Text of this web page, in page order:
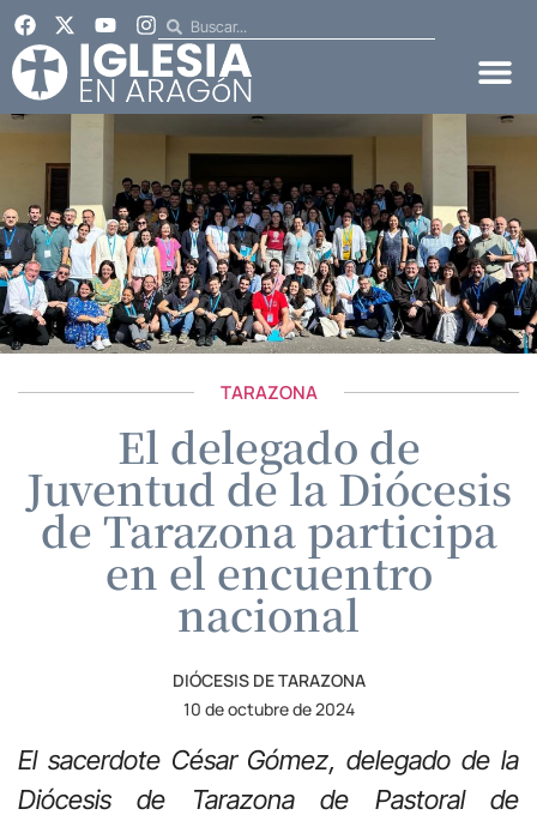
TARAZONA
El delegado de
Juventud de la Diócesis
de Tarazona participa
en el encuentro
nacional
DIÓCESIS DE TARAZONA
10 de octubre de 2024
El sacerdote César Gómez, delegado de la
Diócesis de Tarazona de Pastoral de